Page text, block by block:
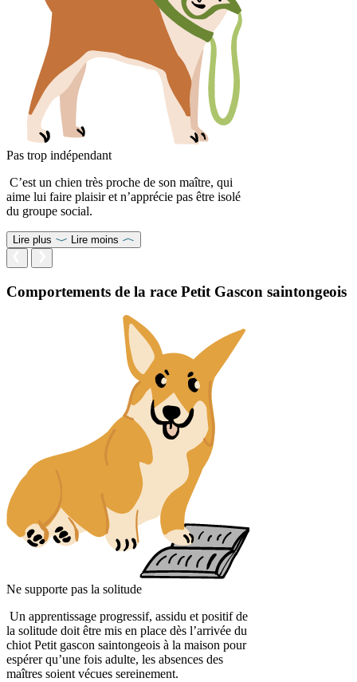
Pas trop indépendant
C’est un chien très proche de son maître, qui
aime lui faire plaisir et n’apprécie pas être isolé
du groupe social.
Lire plus Lire moins
Comportements de la race Petit Gascon saintongeois
Ne supporte pas la solitude
Un apprentissage progressif, assidu et positif de
la solitude doit être mis en place dès l’arrivée du
chiot Petit gascon saintongeois à la maison pour
espérer qu’une fois adulte, les absences des
maîtres soient vécues sereinement.